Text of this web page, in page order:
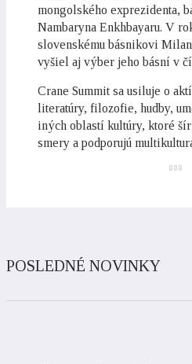
mongolského exprezidenta,
Nambaryna Enkhbayaru. V
slovenskému básnikovi
vyšiel aj výber jeho básní v
Crane Summit sa usiluje o
literatúry, filozofie, hudby,
iných oblastí kultúry, ktoré
smery a podporujú
POSLEDNÉ NOVINKY